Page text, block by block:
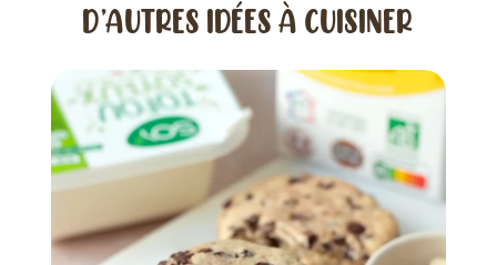
D’AUTRES IDÉES À CUISINER